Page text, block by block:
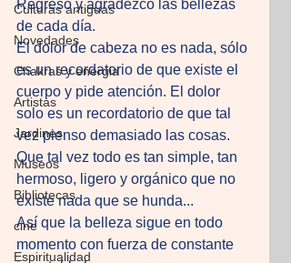
Culturas antiguas
Novedades
Chakras y energia
Artistas
Jardines
Museos
Bibliotecas
cine
Espiritualidad
Regreso y agradezco las bellezas
de cada día.
El dolor de cabeza no es nada, sólo
es un recordatorio de que existe el
cuerpo y pide atención. El dolor
solo es un recordatorio de que tal
vez pienso demasiado las cosas.
Que tal vez todo es tan simple, tan
hermoso, ligero y orgánico que no
existe nada que se hunda...
Así que la belleza sigue en todo
momento con fuerza de constante